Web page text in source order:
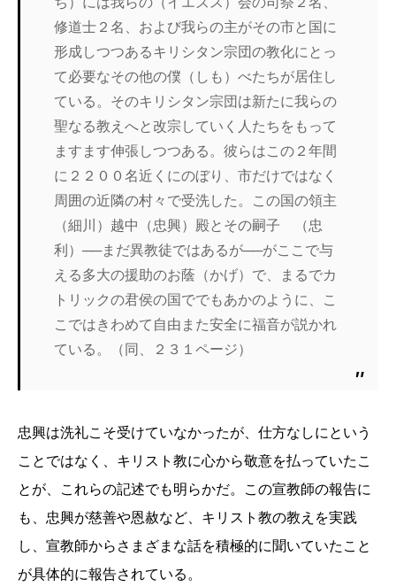
修道士２名、および我らの主がその市と国に
形成しつつあるキリシタン宗団の教化にとっ
て必要なその他の僕（しも）べたちが居住し
ている。そのキリシタン宗団は新たに我らの
聖なる教えへと改宗していく人たちをもって
ますます伸張しつつある。彼らはこの２年間
に２２００名近くにのぼり、市だけではなく
周囲の近隣の村々で受洗した。この国の領主
（細川）越中（忠興）殿とその嗣子 （忠
利）──まだ異教徒ではあるが──がここで与
える多大の援助のお蔭（かげ）で、まるでカ
トリックの君侯の国ででもあかのように、こ
こではきわめて自由また安全に福音が説かれ
ている。（同、２３１ページ）
忠興は洗礼こそ受けていなかったが、仕方なしにという
ことではなく、キリスト教に心から敬意を払っていたこ
とが、これらの記述でも明らかだ。この宣教師の報告に
も、忠興が慈善や恩赦など、キリスト教の教えを実践
し、宣教師からさまざまな話を積極的に聞いていたこと
が具体的に報告されている。